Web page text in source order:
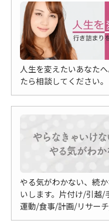
人生を変えたいあなたへ
たら相談してください。
やる気がわかない、続
いします。片付け/引越/
運動/食事/計画/リサー